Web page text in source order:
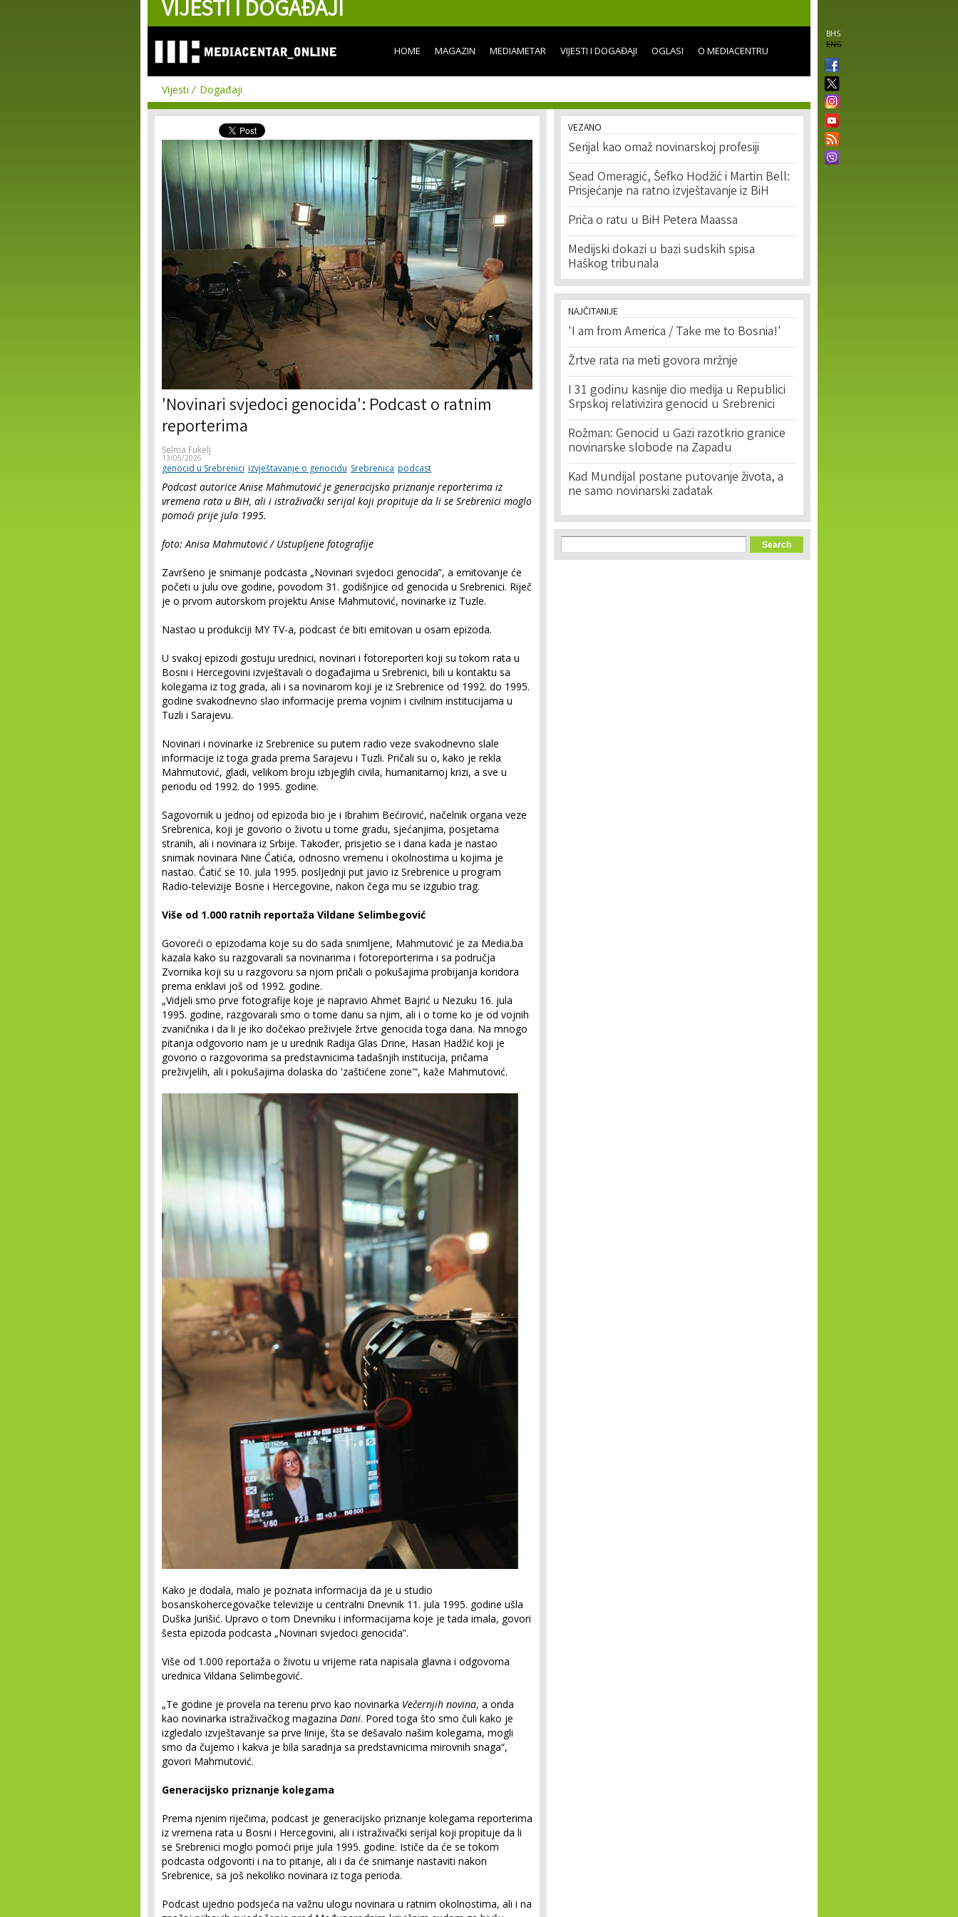
content
VIJESTI I DOGAĐAJI
BHS
ENG
HOME MAGAZIN MEDIAMETAR VIJESTI I DOGAĐAJI OGLASI O MEDIACENTRU
Vijesti Događaji
'Novinari svjedoci genocida': Podcast o ratnim
reporterima
Selma Fukelj
13/05/2026
genocid u Srebrenici izvještavanje o genocidu Srebrenica podcast
Podcast autorice Anise Mahmutović je generacijsko priznanje reporterima iz
vremena rata u BiH, ali i istraživački serijal koji propituje da li se Srebrenici moglo
pomoći prije jula 1995.
foto: Anisa Mahmutović / Ustupljene fotografije
Završeno je snimanje podcasta „Novinari svjedoci genocida”, a emitovanje će
početi u julu ove godine, povodom 31. godišnjice od genocida u Srebrenici. Riječ
je o prvom autorskom projektu Anise Mahmutović, novinarke iz Tuzle.
Nastao u produkciji MY TV-a, podcast će biti emitovan u osam epizoda.
U svakoj epizodi gostuju urednici, novinari i fotoreporteri koji su tokom rata u
Bosni i Hercegovini izvještavali o događajima u Srebrenici, bili u kontaktu sa
kolegama iz tog grada, ali i sa novinarom koji je iz Srebrenice od 1992. do 1995.
godine svakodnevno slao informacije prema vojnim i civilnim institucijama u
Tuzli i Sarajevu.
Novinari i novinarke iz Srebrenice su putem radio veze svakodnevno slale
informacije iz toga grada prema Sarajevu i Tuzli. Pričali su o, kako je rekla
Mahmutović, gladi, velikom broju izbjeglih civila, humanitarnoj krizi, a sve u
periodu od 1992. do 1995. godine.
Sagovornik u jednoj od epizoda bio je i Ibrahim Bećirović, načelnik organa veze
Srebrenica, koji je govorio o životu u tome gradu, sjećanjima, posjetama
stranih, ali i novinara iz Srbije. Također, prisjetio se i dana kada je nastao
snimak novinara Nine Ćatića, odnosno vremenu i okolnostima u kojima je
nastao. Ćatić se 10. jula 1995. posljednji put javio iz Srebrenice u program
Radio-televizije Bosne i Hercegovine, nakon čega mu se izgubio trag.
Više od 1.000 ratnih reportaža Vildane Selimbegović
Govoreći o epizodama koje su do sada snimljene, Mahmutović je za Media.ba
kazala kako su razgovarali sa novinarima i fotoreporterima i sa područja
Zvornika koji su u razgovoru sa njom pričali o pokušajima probijanja koridora
prema enklavi još od 1992. godine.
„Vidjeli smo prve fotografije koje je napravio Ahmet Bajrić u Nezuku 16. jula
1995. godine, razgovarali smo o tome danu sa njim, ali i o tome ko je od vojnih
zvaničnika i da li je iko dočekao preživjele žrtve genocida toga dana. Na mnogo
pitanja odgovorio nam je u urednik Radija Glas Drine, Hasan Hadžić koji je
govorio o razgovorima sa predstavnicima tadašnjih institucija, pričama
preživjelih, ali i pokušajima dolaska do 'zaštićene zone'“, kaže Mahmutović.
Kako je dodala, malo je poznata informacija da je u studio
bosanskohercegovačke televizije u centralni Dnevnik 11. jula 1995. godine ušla
Duška Jurišić. Upravo o tom Dnevniku i informacijama koje je tada imala, govori
šesta epizoda podcasta „Novinari svjedoci genocida”.
Više od 1.000 reportaža o životu u vrijeme rata napisala glavna i odgovorna
urednica Vildana Selimbegović.
„Te godine je provela na terenu prvo kao novinarka Večernjih novina, a onda
kao novinarka istraživačkog magazina Dani. Pored toga što smo čuli kako je
izgledalo izvještavanje sa prve linije, šta se dešavalo našim kolegama, mogli
smo da čujemo i kakva je bila saradnja sa predstavnicima mirovnih snaga“,
govori Mahmutović.
Generacijsko priznanje kolegama
Prema njenim riječima, podcast je generacijsko priznanje kolegama reporterima
iz vremena rata u Bosni i Hercegovini, ali i istraživački serijal koji propituje da li
se Srebrenici moglo pomoći prije jula 1995. godine. Ističe da će se tokom
podcasta odgovoriti i na to pitanje, ali i da će snimanje nastaviti nakon
Srebrenice, sa još nekoliko novinara iz toga perioda.
Podcast ujedno podsjeća na važnu ulogu novinara u ratnim okolnostima, ali i na
VEZANO
Serijal kao omaž novinarskoj profesiji
Sead Omeragić, Šefko Hodžić i Martin Bell:
Prisjećanje na ratno izvještavanje iz BiH
Priča o ratu u BiH Petera Maassa
Medijski dokazi u bazi sudskih spisa
Haškog tribunala
NAJČITANIJE
'I am from America / Take me to Bosnia!'
Žrtve rata na meti govora mržnje
I 31 godinu kasnije dio medija u Republici
Srpskoj relativizira genocid u Srebrenici
Rožman: Genocid u Gazi razotkrio granice
novinarske slobode na Zapadu
Kad Mundijal postane putovanje života, a
ne samo novinarski zadatak
Search form
Search